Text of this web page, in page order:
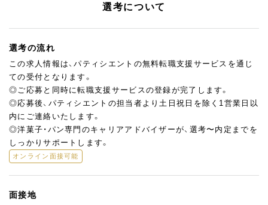
選考について
選考の流れ
この求人情報は、パティシエントの無料転職支援サービスを通じ
ての受付となります。
◎ご応募と同時に転職支援サービスの登録が完了します。
◎応募後、パティシエントの担当者より土日祝日を除く1営業日以
内にご連絡いたします。
◎洋菓子・パン専門のキャリアアドバイザーが、選考〜内定までを
しっかりサポートします。
オンライン面接可能
面接地